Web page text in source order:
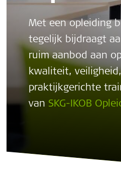
Met een opleiding
tegelijk bijdraagt
ruim aanbod aan
kwaliteit,
praktijkgerichte
van SKG-IKOB